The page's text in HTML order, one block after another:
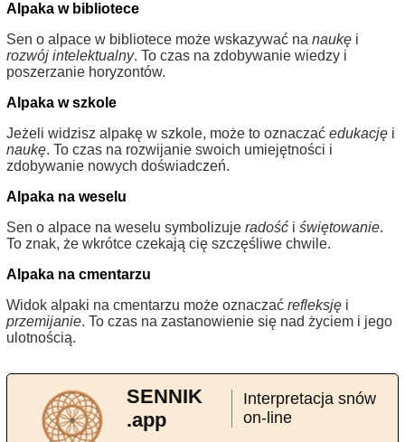
Alpaka w bibliotece
Sen o alpace w bibliotece może wskazywać na naukę i
rozwój intelektualny. To czas na zdobywanie wiedzy i
poszerzanie horyzontów.
Alpaka w szkole
Jeżeli widzisz alpakę w szkole, może to oznaczać edukację i
naukę. To czas na rozwijanie swoich umiejętności i
zdobywanie nowych doświadczeń.
Alpaka na weselu
Sen o alpace na weselu symbolizuje radość i świętowanie.
To znak, że wkrótce czekają cię szczęśliwe chwile.
Alpaka na cmentarzu
Widok alpaki na cmentarzu może oznaczać refleksję i
przemijanie. To czas na zastanowienie się nad życiem i jego
ulotnością.
SENNIK
.app
Interpretacja snów
on-line